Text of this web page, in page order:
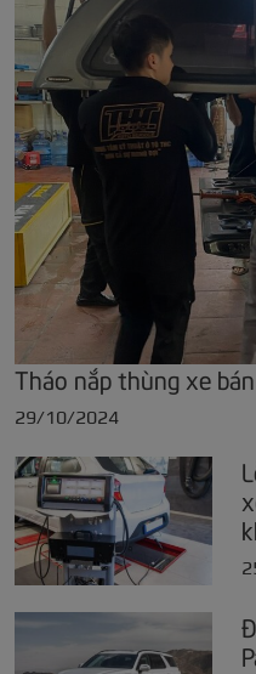
Tháo nắp thùng xe
29/10/2024